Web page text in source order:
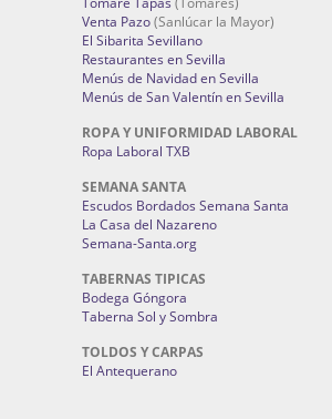
Venta Pazo(Sanlúcar la Mayor)
El Sibarita Sevillano
Restaurantes en Sevilla
Menús de Navidad en Sevilla
Menús de San Valentín en Sevilla
ROPA Y UNIFORMIDAD LABORAL
Ropa Laboral TXB
SEMANA SANTA
Escudos Bordados Semana Santa
La Casa del Nazareno
Semana-Santa.org
TABERNAS TIPICAS
Bodega Góngora
Taberna Sol y Sombra
TOLDOS Y CARPAS
El Antequerano